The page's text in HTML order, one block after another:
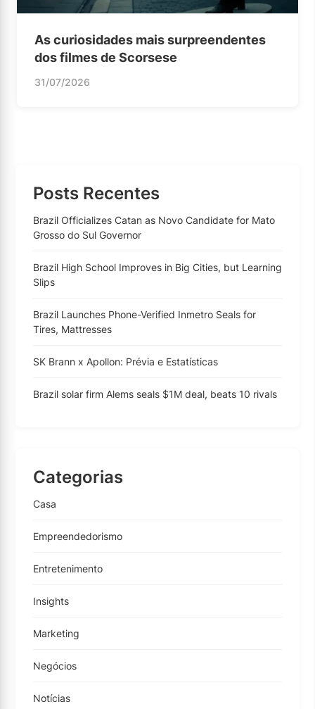
As curiosidades mais surpreendentes
dos filmes de Scorsese
31/07/2026
Posts Recentes
Brazil Officializes Catan as Novo Candidate for Mato
Grosso do Sul Governor
Brazil High School Improves in Big Cities, but Learning
Slips
Brazil Launches Phone-Verified Inmetro Seals for
Tires, Mattresses
SK Brann x Apollon: Prévia e Estatísticas
Brazil solar firm Alems seals $1M deal, beats 10 rivals
Categorias
Casa
Empreendedorismo
Entretenimento
Insights
Marketing
Negócios
Notícias